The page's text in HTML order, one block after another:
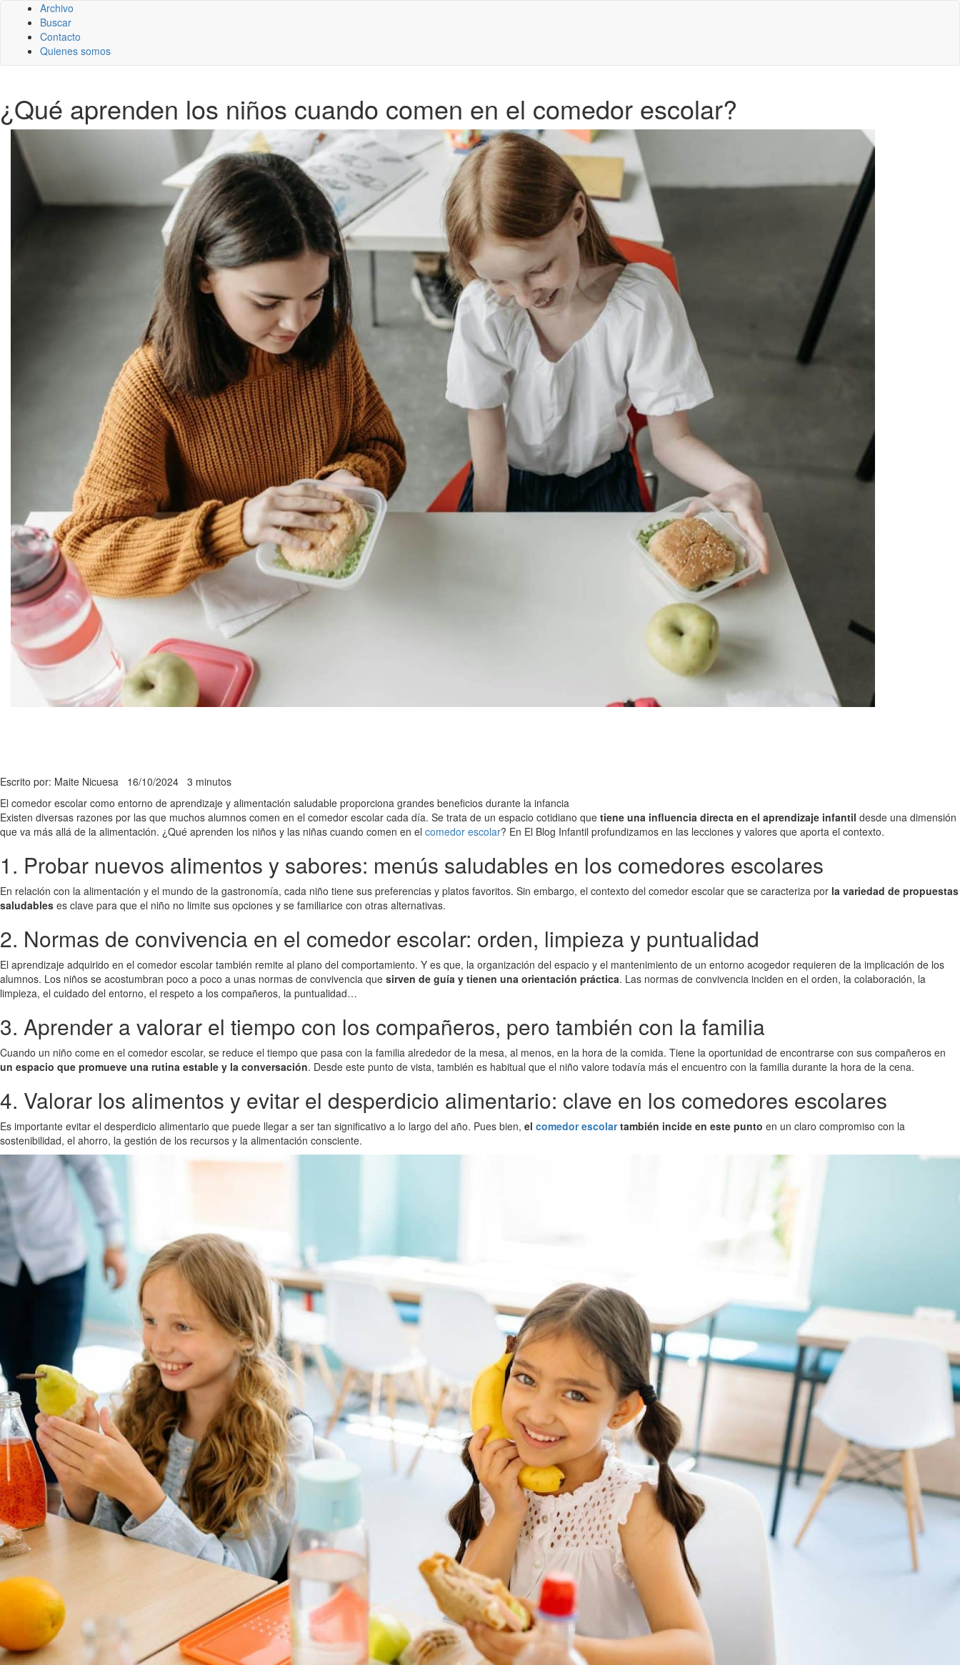
Archivo
Buscar
Contacto
Quienes somos
¿Qué aprenden los niños cuando comen en el comedor escolar?
Escrito por: Maite Nicuesa 16/10/2024 3 minutos
El comedor escolar como entorno de aprendizaje y alimentación saludable proporciona grandes beneficios durante la infancia
Existen diversas razones por las que muchos alumnos comen en el comedor escolar cada día. Se trata de un espacio cotidiano que tiene una influencia directa en el aprendizaje infantil desde una dimensión
que va más allá de la alimentación. ¿Qué aprenden los niños y las niñas cuando comen en el comedor escolar? En El Blog Infantil profundizamos en las lecciones y valores que aporta el contexto.
1. Probar nuevos alimentos y sabores: menús saludables en los comedores escolares
En relación con la alimentación y el mundo de la gastronomía, cada niño tiene sus preferencias y platos favoritos. Sin embargo, el contexto del comedor escolar que se caracteriza por la variedad de propuestas
saludables es clave para que el niño no limite sus opciones y se familiarice con otras alternativas.
2. Normas de convivencia en el comedor escolar: orden, limpieza y puntualidad
El aprendizaje adquirido en el comedor escolar también remite al plano del comportamiento. Y es que, la organización del espacio y el mantenimiento de un entorno acogedor requieren de la implicación de los
alumnos. Los niños se acostumbran poco a poco a unas normas de convivencia que sirven de guía y tienen una orientación práctica. Las normas de convivencia inciden en el orden, la colaboración, la
limpieza, el cuidado del entorno, el respeto a los compañeros, la puntualidad…
3. Aprender a valorar el tiempo con los compañeros, pero también con la familia
Cuando un niño come en el comedor escolar, se reduce el tiempo que pasa con la familia alrededor de la mesa, al menos, en la hora de la comida. Tiene la oportunidad de encontrarse con sus compañeros en
un espacio que promueve una rutina estable y la conversación. Desde este punto de vista, también es habitual que el niño valore todavía más el encuentro con la familia durante la hora de la cena.
4. Valorar los alimentos y evitar el desperdicio alimentario: clave en los comedores escolares
Es importante evitar el desperdicio alimentario que puede llegar a ser tan significativo a lo largo del año. Pues bien, el comedor escolartambién incide en este punto en un claro compromiso con la
sostenibilidad, el ahorro, la gestión de los recursos y la alimentación consciente.